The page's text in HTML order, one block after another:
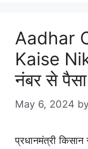
Aadhar
Kaise
नंबर से
May 6, 2024
प्रधानमंत्री